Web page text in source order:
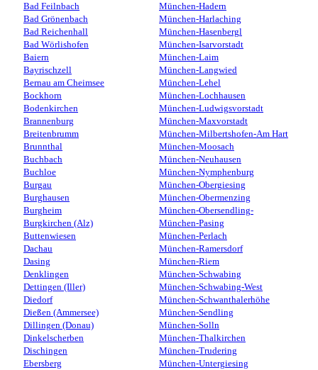
Bad Feilnbach
Bad Grönenbach
Bad Reichenhall
Bad Wörlishofen
Baiern
Bayrischzell
Bernau am Cheimsee
Bockhorn
Bodenkirchen
Brannenburg
Breitenbrumm
Brunnthal
Buchbach
Buchloe
Burgau
Burghausen
Burgheim
Burgkirchen (Alz)
Buttenwiesen
Dachau
Dasing
Denklingen
Dettingen (Iller)
Diedorf
Dießen (Ammersee)
Dillingen (Donau)
Dinkelscherben
Dischingen
Ebersberg
München-Hadern
München-Harlaching
München-Hasenbergl
München-Isarvorstadt
München-Laim
München-Langwied
München-Lehel
München-Lochhausen
München-Ludwigsvorstadt
München-Maxvorstadt
München-Milbertshofen-Am Hart
München-Moosach
München-Neuhausen
München-Nymphenburg
München-Obergiesing
München-Obermenzing
München-Obersendling-
München-Pasing
München-Perlach
München-Ramersdorf
München-Riem
München-Schwabing
München-Schwabing-West
München-Schwanthalerhöhe
München-Sendling
München-Solln
München-Thalkirchen
München-Trudering
München-Untergiesing